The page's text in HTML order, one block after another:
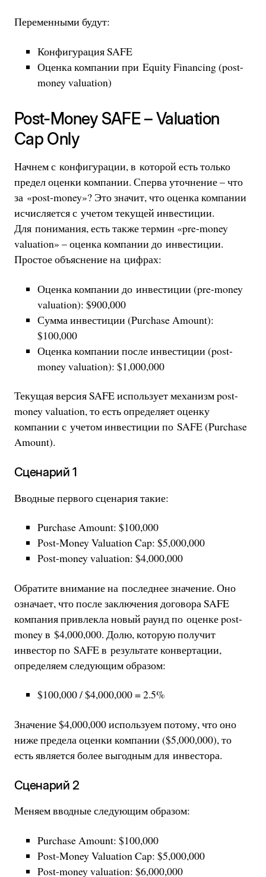
Переменными будут:
Конфигурация SAFE
Оценка компании при Equity Financing (post-
money valuation)
Post-Money SAFE – Valuation
Cap Only
Начнем с конфигурации, в которой есть только
предел оценки компании. Сперва уточнение – что
за «post-money»? Это значит, что оценка компании
исчисляется с учетом текущей инвестиции.
Для понимания, есть также термин «pre-money
valuation» – оценка компании до инвестиции.
Простое объяснение на цифрах:
Оценка компании до инвестиции (pre-money
valuation): $900,000
Сумма инвестиции (Purchase Amount):
$100,000
Оценка компании после инвестиции (post-
money valuation): $1,000,000
Текущая версия SAFE использует механизм post-
money valuation, то есть определяет оценку
компании с учетом инвестиции по SAFE (Purchase
Amount).
Сценарий 1
Вводные первого сценария такие:
Purchase Amount: $100,000
Post-Money Valuation Cap: $5,000,000
Post-money valuation: $4,000,000
Обратите внимание на последнее значение. Оно
означает, что после заключения договора SAFE
компания привлекла новый раунд по оценке post-
money в $4,000,000. Долю, которую получит
инвестор по SAFE в результате конвертации,
определяем следующим образом:
$100,000 / $4,000,000 = 2.5%
Значение $4,000,000 используем потому, что оно
ниже предела оценки компании ($5,000,000), то
есть является более выгодным для инвестора.
Сценарий 2
Меняем вводные следующим образом:
Purchase Amount: $100,000
Post-Money Valuation Cap: $5,000,000
Post-money valuation: $6,000,000